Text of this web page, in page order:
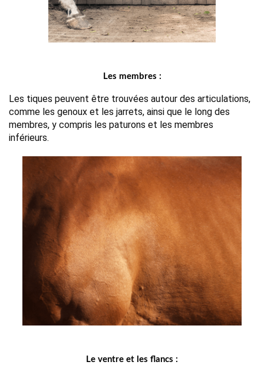
Les membres :
Les tiques peuvent être trouvées autour des articulations,
comme les genoux et les jarrets, ainsi que le long des
membres, y compris les paturons et les membres
inférieurs.
Le ventre et les flancs :